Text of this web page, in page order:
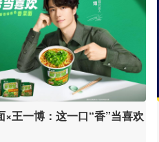
×王一博：这一口“香”当喜欢